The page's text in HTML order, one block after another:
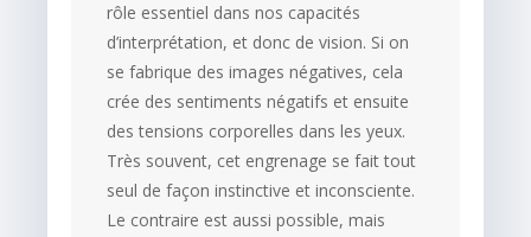
rôle essentiel dans nos capacités
d’interprétation, et donc de vision. Si on
se fabrique des images négatives, cela
crée des sentiments négatifs et ensuite
des tensions corporelles dans les yeux.
Très souvent, cet engrenage se fait tout
seul de façon instinctive et inconsciente.
Le contraire est aussi possible, mais